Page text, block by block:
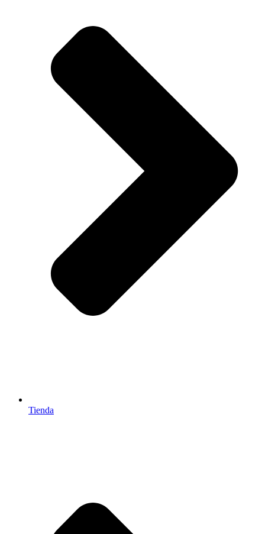
Tienda